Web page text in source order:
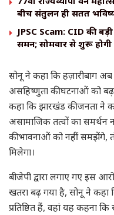
बीच संतुलन ही सतत
JPSC Scam: CID की
समन; सोमवार से शुरू
सोनू ने कहा कि हज़ारीबाग अब
असहिष्णुता की घटनाओं को
कहा कि झारखंड की जनता ने
असामाजिक तत्वों का समर्थन
की भावनाओं को नहीं समझेंगे,
मिलेगा।
बीजेपी द्वारा लगाए गए इस
खतरा बढ़ गया है, सोनू ने कहा
प्रतिष्ठित हैं, वहां यह कहना